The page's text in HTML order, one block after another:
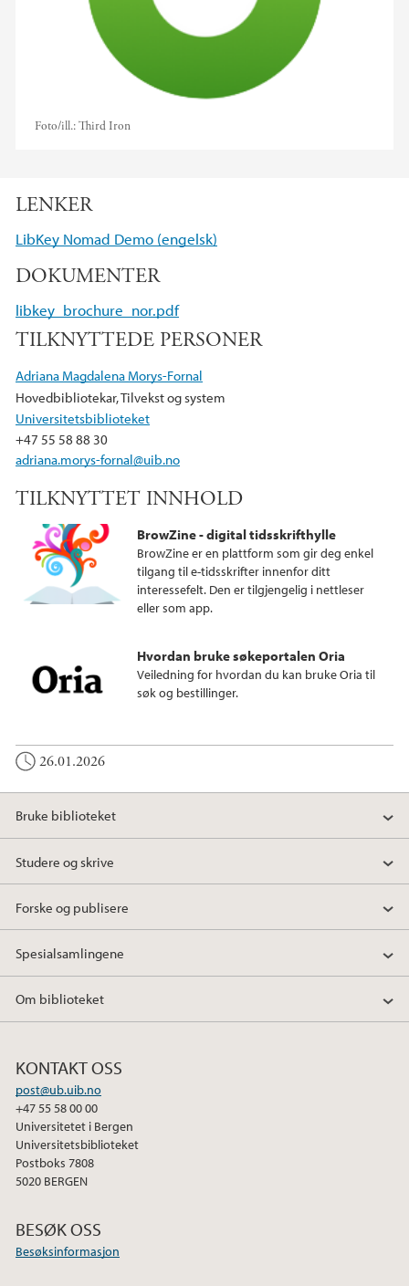
Foto/ill.:Third Iron
LENKER
LibKey Nomad Demo (engelsk)
DOKUMENTER
libkey_brochure_nor.pdf
TILKNYTTEDE PERSONER
Adriana Magdalena Morys-Fornal
Hovedbibliotekar, Tilvekst og system
Universitetsbiblioteket
+47 55 58 88 30
adriana.morys-fornal@uib.no
TILKNYTTET INNHOLD
BrowZine - digital tidsskrifthylle
BrowZine er en plattform som gir deg enkel
tilgang til e-tidsskrifter innenfor ditt
interessefelt. Den er tilgjengelig i nettleser
eller som app.
Hvordan bruke søkeportalen Oria
Veiledning for hvordan du kan bruke Oria til
søk og bestillinger.
26.01.2026
Bruke biblioteket
Studere og skrive
Forske og publisere
Spesialsamlingene
Om biblioteket
KONTAKT OSS
post@ub.uib.no
+47 55 58 00 00
Universitetet i Bergen
Universitetsbiblioteket
Postboks 7808
5020 BERGEN
BESØK OSS
Besøksinformasjon